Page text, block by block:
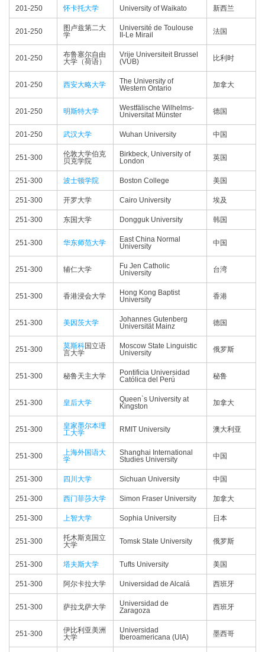
201-250 怀卡托大学 University of Waikato 新西兰
201-250
图卢兹第二大
学
Université de Toulouse
II-Le Mirail
法国
201-250
布鲁塞尔自由
大学（荷语）
Vrije Universiteit Brussel
(VUB)
比利时
201-250 西安大略大学
The University of
Western Ontario
加拿大
201-250 明斯特大学
Westfälische Wilhelms-
Universitat Münster
德国
201-250 武汉大学 Wuhan University 中国
251-300
伦敦大学伯克
贝克学院
Birkbeck, University of
London
英国
251-300 波士顿学院 Boston College 美国
251-300 开罗大学 Cairo University 埃及
251-300 东国大学 Dongguk University 韩国
251-300 华东师范大学
East China Normal
University
中国
251-300 辅仁大学
Fu Jen Catholic
University
台湾
251-300 香港浸会大学
Hong Kong Baptist
University
香港
251-300 美因茨大学
Johannes Gutenberg
Universität Mainz
德国
251-300 莫斯科国立语
言大学
Moscow State Linguistic
University
俄罗斯
251-300 秘鲁天主大学
Pontificia Universidad
Católica del Perú
秘鲁
251-300 皇后大学
Queen`s University at
Kingston
加拿大
251-300
皇家墨尔本理
工大学
RMIT University 澳大利亚
251-300
上海外国语大
学
Shanghai International
Studies University
中国
251-300 四川大学 Sichuan University 中国
251-300 西门菲莎大学 Simon Fraser University 加拿大
251-300 上智大学 Sophia University 日本
251-300
托木斯克国立
大学
Tomsk State University 俄罗斯
251-300 塔夫斯大学 Tufts University 美国
251-300 阿尔卡拉大学 Universidad de Alcalá 西班牙
251-300 萨拉戈萨大学
Universidad de
Zaragoza
西班牙
251-300
伊比利亚美洲
大学
Universidad
Iberoamericana (UIA)
墨西哥